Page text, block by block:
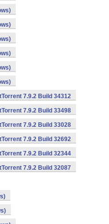
7.9.2 Build 34312
7.9.2 Build 33498
7.9.2 Build 33028
7.9.2 Build 32692
7.9.2 Build 32344
7.9.2 Build 32087